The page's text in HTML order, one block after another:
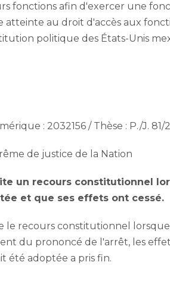
fonctions afin d'exercer une
au droit d'accès aux
politique des États-Unis
: 2032156 / Thèse : P./J. 81/
de justice de la Nation
un recours constitutionnel
et que ses effets ont cessé.
le recours constitutionnel
du prononcé de l'arrêt, les
été adoptée a pris fin.